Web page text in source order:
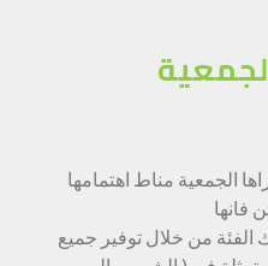
الجمعية مناط اهتمامها
فانها
من خلال توفير جميع